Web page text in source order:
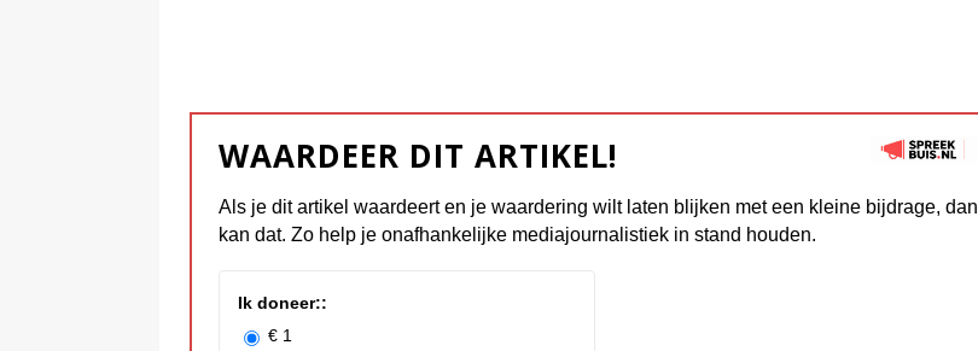
WAARDEER DIT ARTIKEL!
Als je dit artikel waardeert en je waardering wilt laten blijken met een kleine bijdrage, dan
kan dat. Zo help je onafhankelijke mediajournalistiek in stand houden.
Ik doneer::
€ 1